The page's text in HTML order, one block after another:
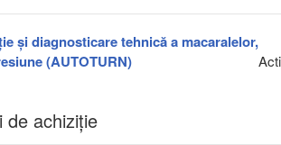
și diagnosticare tehnică a macaralelor,
(AUTOTURN)
de achiziție